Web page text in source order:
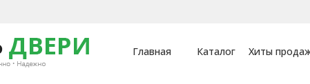
Главная Каталог Хиты